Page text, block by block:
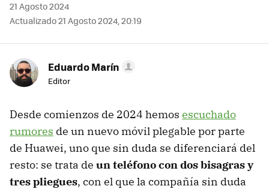
21 Agosto 2024
Actualizado 21 Agosto 2024, 20:19
Eduardo Marín
Editor
Desde comienzos de 2024 hemos escuchado
rumores de un nuevo móvil plegable por parte
de Huawei, uno que sin duda se diferenciará del
resto: se trata de un teléfono con dos bisagras y
tres pliegues, con el que la compañía sin duda